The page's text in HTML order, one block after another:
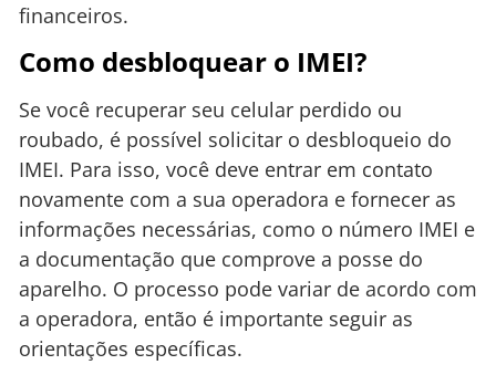
financeiros.
Como desbloquear o IMEI?
Se você recuperar seu celular perdido ou
roubado, é possível solicitar o desbloqueio do
IMEI. Para isso, você deve entrar em contato
novamente com a sua operadora e fornecer as
informações necessárias, como o número IMEI e
a documentação que comprove a posse do
aparelho. O processo pode variar de acordo com
a operadora, então é importante seguir as
orientações específicas.